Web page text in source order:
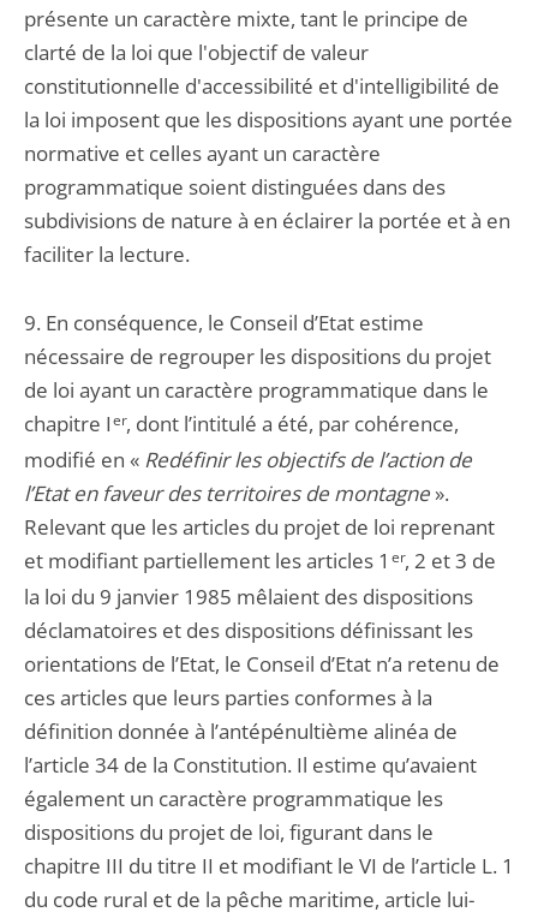
présente un caractère mixte, tant le principe de
clarté de la loi que l'objectif de valeur
constitutionnelle d'accessibilité et d'intelligibilité de
la loi imposent que les dispositions ayant une portée
normative et celles ayant un caractère
programmatique soient distinguées dans des
subdivisions de nature à en éclairer la portée et à en
faciliter la lecture.
9. En conséquence, le Conseil d’Etat estime
nécessaire de regrouper les dispositions du projet
de loi ayant un caractère programmatique dans le
chapitre Ier, dont l’intitulé a été, par cohérence,
modifié en « Redéfinir les objectifs de l’action de
l’Etat en faveur des territoires de montagne ».
Relevant que les articles du projet de loi reprenant
et modifiant partiellement les articles 1 er, 2 et 3 de
la loi du 9 janvier 1985 mêlaient des dispositions
déclamatoires et des dispositions définissant les
orientations de l’Etat, le Conseil d’Etat n’a retenu de
ces articles que leurs parties conformes à la
définition donnée à l’antépénultième alinéa de
l’article 34 de la Constitution. Il estime qu’avaient
également un caractère programmatique les
dispositions du projet de loi, figurant dans le
chapitre III du titre II et modifiant le VI de l’article L. 1
du code rural et de la pêche maritime, article lui-